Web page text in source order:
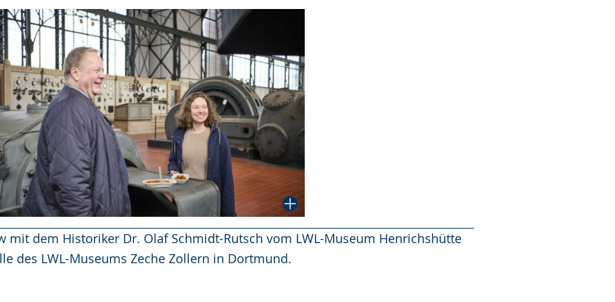
mit dem Historiker Dr. Olaf Schmidt-Rutsch vom LWL-Museum Henrichshütte
des LWL-Museums Zeche Zollern in Dortmund.